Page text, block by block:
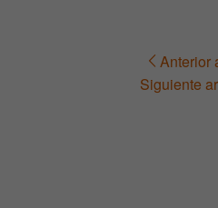
Navegación Anterior
Siguiente